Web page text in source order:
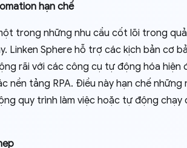
hạn chế
trong những nhu cầu cốt lõi trong
Linken Sphere hỗ trợ các kịch bản cơ
rãi với các công cụ tự động hóa hiện
nền tảng RPA. Điều này hạn chế những
quy trình làm việc hoặc tự động chạy